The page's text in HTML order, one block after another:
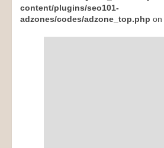
content/plugins/seo101-
adzones/codes/adzone_top.php on